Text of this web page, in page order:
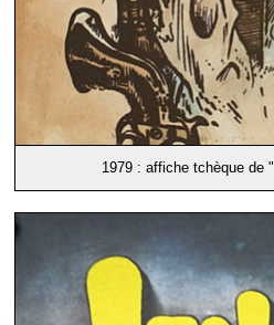
1979 : affiche tchèque de "